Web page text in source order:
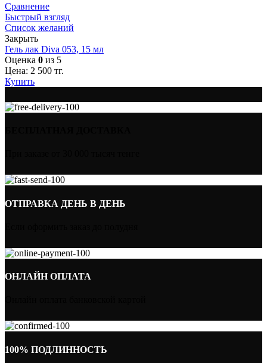
Сравнение
Быстрый взгляд
Список желаний
Закрыть
Гель лак Diva 053, 15 мл
Оценка 0 из 5
Цена: 2 500 тг.
Купить
ОТПРАВКА ДЕНЬ В ДЕНЬ
ОНЛАЙН ОПЛАТА
100% ПОДЛИННОСТЬ